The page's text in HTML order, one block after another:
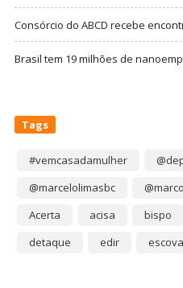
Consórcio do ABCD recebe
Brasil tem 19 milhões de
Tags
#vemcasadamulher
@marcelolimasbc
Acerta
acisa bispo
detaque
edir